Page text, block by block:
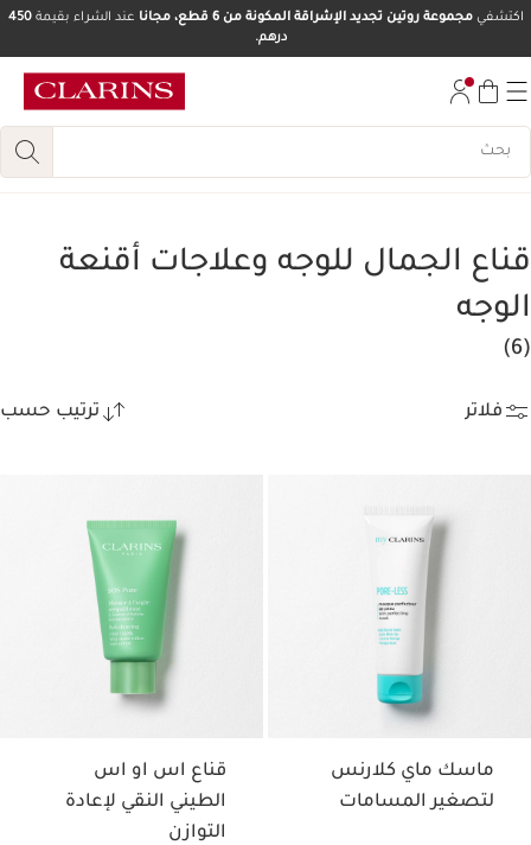
انتقل إلى أسفل الصفحة
اكتشفيمجموعة روتين تجديد الإشراقة المكونة من 6 قطع، مجانا عند الشراء بقيمة450
درهم.
قناع الجمال للوجه وعلاجات أقنعة
الوجه
(6)
فلاتر ترتيب حسب
ماسك ماي كلارنس
لتصغير المسامات
قناع اس او اس
الطيني النقي لإعادة
التوازن